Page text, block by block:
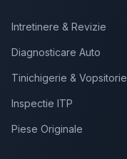
Intretinere & Revizie
Diagnosticare Auto
Tinichigerie & Vopsitorie
Inspectie ITP
Piese Originale